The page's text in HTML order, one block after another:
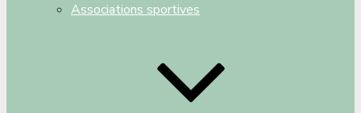
Associations sportives